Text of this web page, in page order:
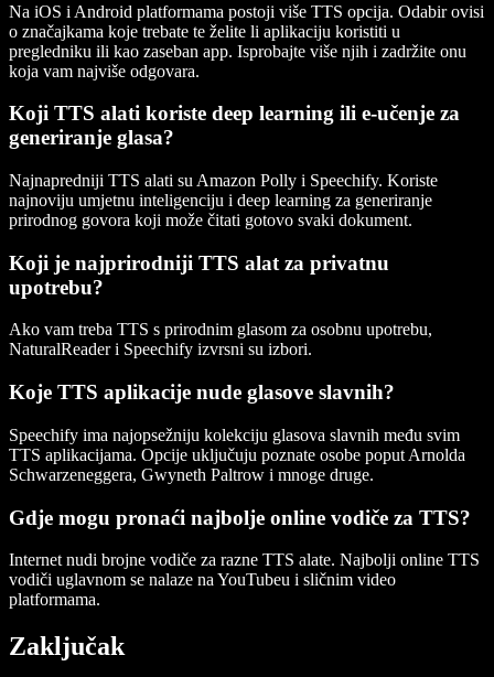
Na iOS i Android platformama postoji više TTS opcija. Odabir ovisi
o značajkama koje trebate te želite li aplikaciju koristiti u
pregledniku ili kao zaseban app. Isprobajte više njih i zadržite onu
koja vam najviše odgovara.
Koji TTS alati koriste deep learning ili e-učenje za
generiranje glasa?
Najnapredniji TTS alati su Amazon Polly i Speechify. Koriste
najnoviju umjetnu inteligenciju i deep learning za generiranje
prirodnog govora koji može čitati gotovo svaki dokument.
Koji je najprirodniji TTS alat za privatnu
upotrebu?
Ako vam treba TTS s prirodnim glasom za osobnu upotrebu,
NaturalReader i Speechify izvrsni su izbori.
Koje TTS aplikacije nude glasove slavnih?
Speechify ima najopsežniju kolekciju glasova slavnih među svim
TTS aplikacijama. Opcije uključuju poznate osobe poput Arnolda
Schwarzeneggera, Gwyneth Paltrow i mnoge druge.
Gdje mogu pronaći najbolje online vodiče za TTS?
Internet nudi brojne vodiče za razne TTS alate. Najbolji online TTS
vodiči uglavnom se nalaze na YouTubeu i sličnim video
platformama.
Zaključak